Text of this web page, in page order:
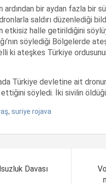
ardından bir aydan fazla
saldırı düzenlediği
etkisiz halle getirildiğini
söylediği Bölgelerde
ki ateşkes Türkiye
Türkiye devletine ait
söyledi. İki sivilin
, suriye rojava
Davası